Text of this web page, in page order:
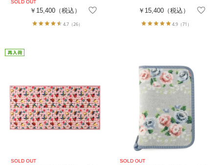
￥15,400（税込）
4.7（26）
￥15,400 （税込）
4.9（71）